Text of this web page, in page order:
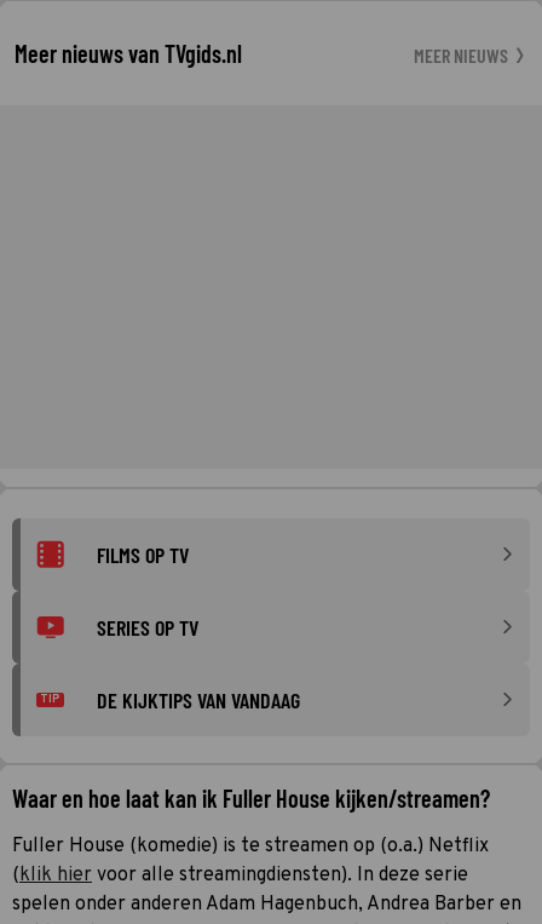
Meer nieuws van TVgids.nl MEER NIEUWS
FILMS OP TV
SERIES OP TV
TIP DE KIJKTIPS VAN VANDAAG
Waar en hoe laat kan ik Fuller House kijken/streamen?
Fuller House (komedie) is te streamen op (o.a.) Netflix
(klik hier voor alle streamingdiensten). In deze serie
spelen onder anderen Adam Hagenbuch, Andrea Barber en